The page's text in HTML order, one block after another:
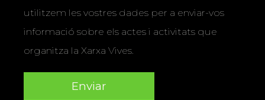
utilitzem les vostres dades per a enviar-vos
informació sobre els actes i activitats que
organitza la Xarxa Vives.